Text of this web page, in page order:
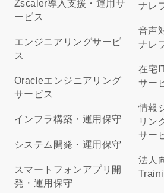
Zscaler導入支援・運用サ
ービス
エンジニアリングサービ
ス
Oracleエンジニアリング
サービス
インフラ構築・運用保守
システム開発・運用保守
スマートフォンアプリ開
発・運用保守
ナレ
音声
ナレ
在宅
サー
情報
リン
サー
法人